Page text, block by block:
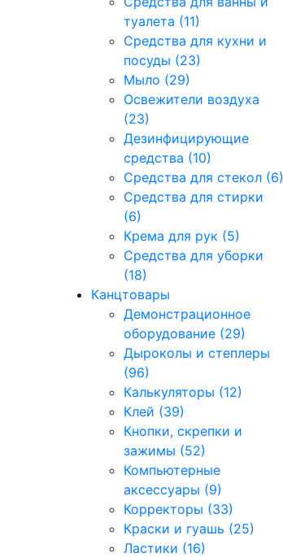
туалета (11)
Средства для кухни и
посуды (23)
Мыло (29)
Освежители воздуха
(23)
Дезинфицирующие
средства (10)
Средства для стекол (6)
Средства для стирки
(6)
Крема для рук (5)
Средства для уборки
(18)
Канцтовары
Демонстрационное
оборудование (29)
Дыроколы и степлеры
(96)
Калькуляторы (12)
Клей (39)
Кнопки, скрепки и
зажимы (52)
Компьютерные
аксессуары (9)
Корректоры (33)
Краски и гуашь (25)
Ластики (16)